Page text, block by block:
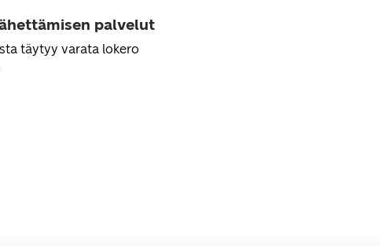
palvelut
täytyy varata lokero